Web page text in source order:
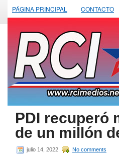
PÁGINA PRINCIPAL CONTACTO
PDI recuperó
de un millón
julio 14, 2022 No comments